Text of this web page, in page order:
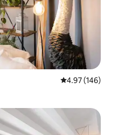
औसत रेटिंग 5 में से
4.97 (146)